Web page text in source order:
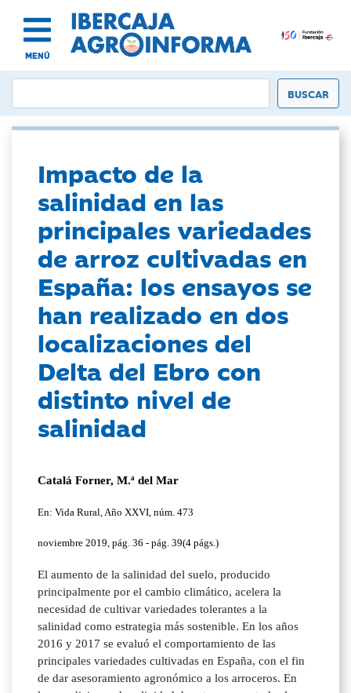
MENÚ
Impacto de la
salinidad en las
principales variedades
de arroz cultivadas en
España: los ensayos se
han realizado en dos
localizaciones del
Delta del Ebro con
distinto nivel de
salinidad
Catalá Forner, M.ª del Mar
En: Vida Rural, Año XXVI, núm. 473
noviembre 2019, pág. 36 - pág. 39(4 págs.)
El aumento de la salinidad del suelo, producido
principalmente por el cambio climático, acelera la
necesidad de cultivar variedades tolerantes a la
salinidad como estrategia más sostenible. En los años
2016 y 2017 se evaluó el comportamiento de las
principales variedades cultivadas en España, con el fin
de dar asesoramiento agronómico a los arroceros. En